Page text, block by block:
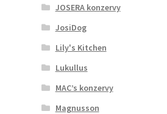
JOSERA konzervy
JosiDog
Lily's Kitchen
Lukullus
MAC’s konzervy
Magnusson